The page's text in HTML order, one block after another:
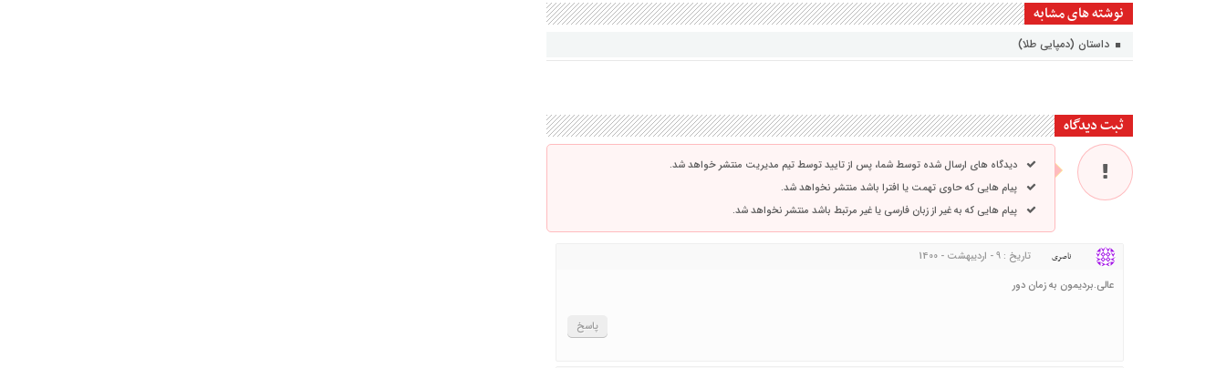
نوشته های مشابه
داستان (دمپایی طلا)
ثبت دیدگاه
دیدگاه های ارسال شده توسط شما، پس از تایید توسط تیم مدیریت منتشر خواهد شد.
پیام هایی که حاوی تهمت یا افترا باشد منتشر نخواهد شد.
پیام هایی که به غیر از زبان فارسی یا غیر مرتبط باشد منتشر نخواهد شد.
ناصری
تاریخ : 9 - اردیبهشت - 1400
عالی.بردیمون به زمان دور
پاسخ